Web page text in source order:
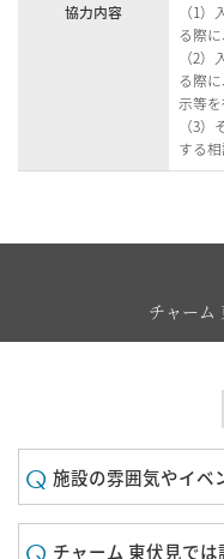
協力内容
（1
る際
（2
る際
示等を
（3
する
チャーム
施設の雰囲気やイベ
チャーム 東伏見で